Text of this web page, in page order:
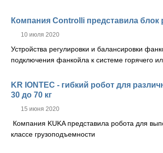
Компания Controlli представила
10 июля 2020
Устройства регулировки и балансировки
подключения фанкойла к системе горячего
KR IONTEC - гибкий робот для
30 до 70 кг
15 июня 2020
Компания KUKA представила робота для
классе грузоподъемности